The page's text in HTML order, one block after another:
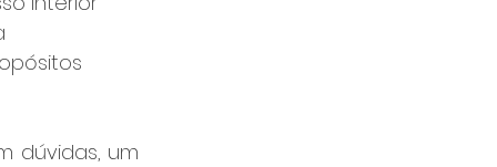
dúvidas, um